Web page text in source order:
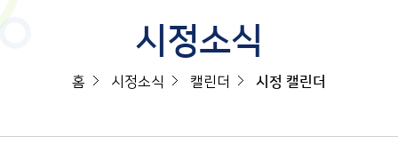
시정소식
홈 시정소식 캘린더 시정 캘린더